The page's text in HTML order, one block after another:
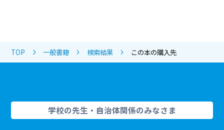
TOP 一般書籍 検索結果 この本の購入先
学校の先生・自治体関係のみなさま